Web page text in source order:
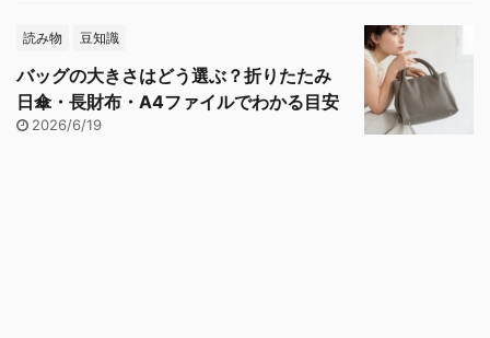
読み物 豆知識
バッグの大きさはどう選ぶ？折りたたみ
日傘・長財布・A4ファイルでわかる目安
2026/6/19